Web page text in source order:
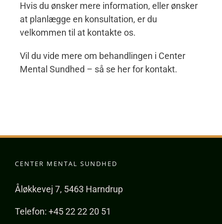
Hvis du ønsker mere information, eller ønsker
at planlægge en konsultation, er du
velkommen til at kontakte os.
Vil du vide mere om behandlingen i Center
Mental Sundhed – så se her for kontakt.
CENTER MENTAL SUNDHED
Åløkkevej 7, 5463 Harndrup
Telefon: +45 22 22 20 51